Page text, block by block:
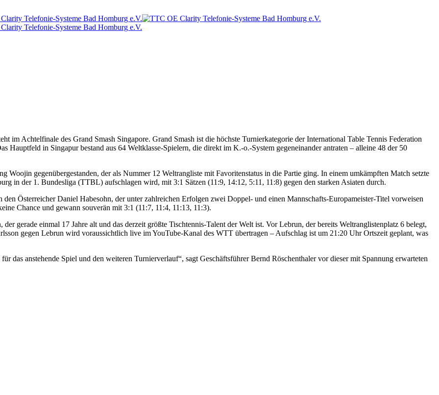
im Achtelfinale des Grand Smash Singapore. Grand Smash ist die höchste Turnierkategorie der International Table Tennis Federation
Hauptfeld in Singapur bestand aus 64 Weltklasse-Spielern, die direkt im K.-o.-System gegeneinander antraten – alleine 48 der 50
Woojin gegenübergestanden, der als Nummer 12 Weltrangliste mit Favoritenstatus in die Partie ging. In einem umkämpften Match setzte
in der 1. Bundesliga (TTBL) aufschlagen wird, mit 3:1 Sätzen (11:9, 14:12, 5:11, 11:8) gegen den starken Asiaten durch.
Österreicher Daniel Habesohn, der unter zahlreichen Erfolgen zwei Doppel- und einen Mannschafts-Europameister-Titel vorweisen
Chance und gewann souverän mit 3:1 (11:7, 11:4, 11:13, 11:3).
gerade einmal 17 Jahre alt und das derzeit größte Tischtennis-Talent der Welt ist. Vor Lebrun, der bereits Weltranglistenplatz 6 belegt,
gegen Lebrun wird voraussichtlich live im YouTube-Kanal des WTT übertragen – Aufschlag ist um 21:20 Uhr Ortszeit geplant, was
das anstehende Spiel und den weiteren Turnierverlauf“, sagt Geschäftsführer Bernd Röschenthaler vor dieser mit Spannung erwarteten